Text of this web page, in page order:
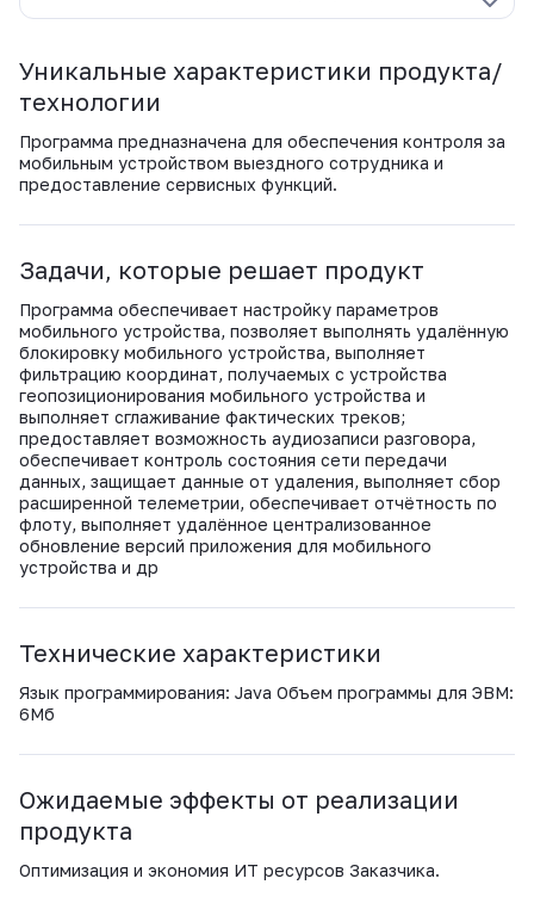
Уникальные характеристики продукта/
технологии
Программа предназначена для обеспечения контроля за
мобильным устройством выездного сотрудника и
предоставление сервисных функций.
Задачи, которые решает продукт
Программа обеспечивает настройку параметров
мобильного устройства, позволяет выполнять удалённую
блокировку мобильного устройства, выполняет
фильтрацию координат, получаемых с устройства
геопозиционирования мобильного устройства и
выполняет сглаживание фактических треков;
предоставляет возможность аудиозаписи разговора,
обеспечивает контроль состояния сети передачи
данных, защищает данные от удаления, выполняет сбор
расширенной телеметрии, обеспечивает отчётность по
флоту, выполняет удалённое централизованное
обновление версий приложения для мобильного
устройства и др
Технические характеристики
Язык программирования: Java Объем программы для ЭВМ:
6Мб
Ожидаемые эффекты от реализации
продукта
Оптимизация и экономия ИТ ресурсов Заказчика.
Телеграм